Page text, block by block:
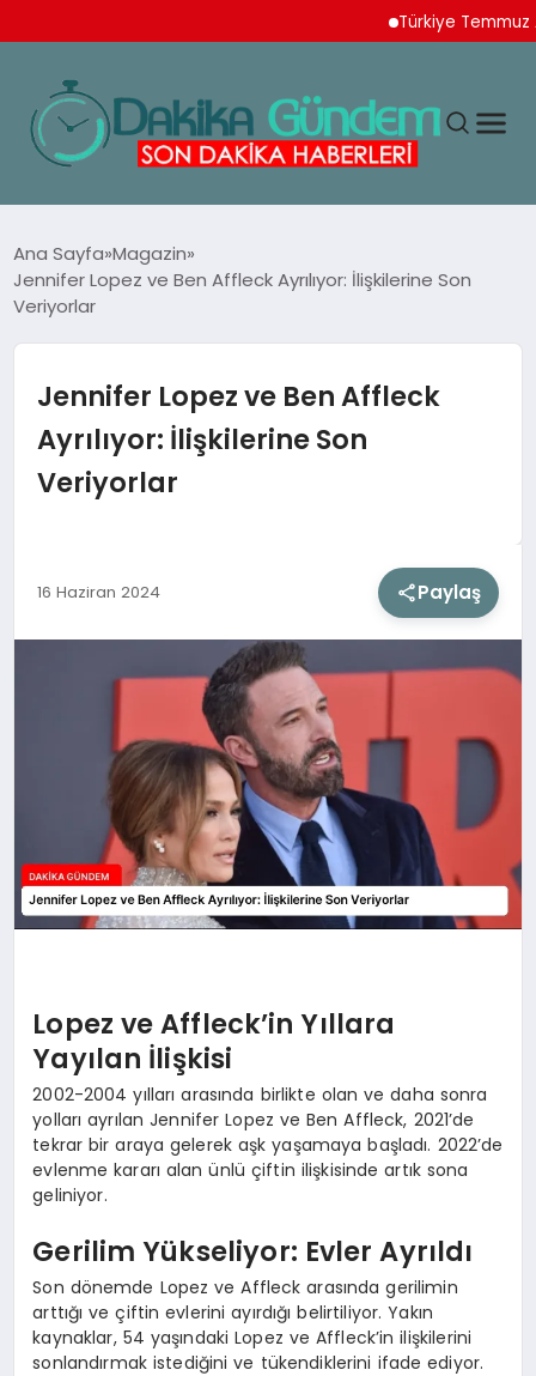
Türkiye Temmuz Ayı
TEKNOLOJI
SPOR
YAŞAM
SIYASET
Ana Sayfa Magazin
Jennifer Lopez ve Ben Affleck Ayrılıyor: İlişkilerine Son
Veriyorlar
Jennifer Lopez ve Ben Affleck
Ayrılıyor: İlişkilerine Son
Veriyorlar
16 Haziran 2024 Paylaş
Lopez ve Affleck’in Yıllara
Yayılan İlişkisi
2002-2004 yılları arasında birlikte olan ve daha sonra
yolları ayrılan Jennifer Lopez ve Ben Affleck, 2021’de
tekrar bir araya gelerek aşk yaşamaya başladı. 2022’de
evlenme kararı alan ünlü çiftin ilişkisinde artık sona
geliniyor.
Gerilim Yükseliyor: Evler Ayrıldı
Son dönemde Lopez ve Affleck arasında gerilimin
arttığı ve çiftin evlerini ayırdığı belirtiliyor. Yakın
kaynaklar, 54 yaşındaki Lopez ve Affleck’in ilişkilerini
sonlandırmak istediğini ve tükendiklerini ifade ediyor.